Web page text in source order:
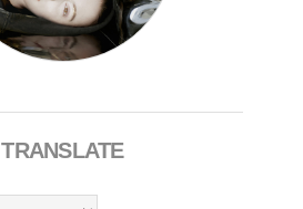
TRANSLATE